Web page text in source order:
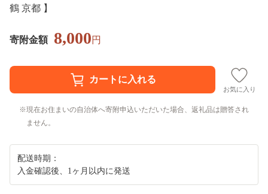
鶴 京都 】
寄附金額 8,000円
お気に入り
現在お住まいの自治体へ寄附申込いただいた場合、返礼品は贈答され
ません。
配送時期：
入金確認後、1ヶ月以内に発送